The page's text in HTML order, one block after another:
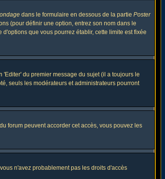
dans le formulaire en dessous de la partie Poster
(pour définir une option, entrez son nom dans le
que vous pourrez établir, cette limite est fixée
du premier message du sujet (il a toujours le
seuls les modérateurs et administrateurs pourront
forum peuvent accorder cet accès, vous pouvez les
n'avez probablement pas les droits d'accès